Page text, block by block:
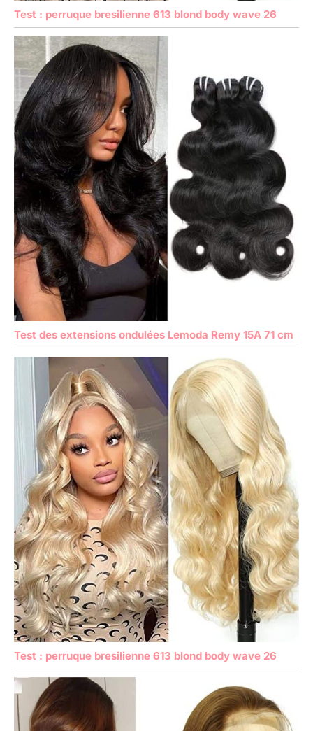
Test : perruque bresilienne 613 blond body wave 26
Test des extensions ondulées Lemoda Remy 15A 71 cm
Test : perruque bresilienne 613 blond body wave 26